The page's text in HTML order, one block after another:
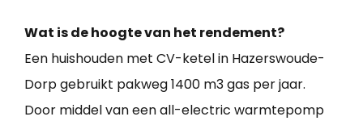
Wat is de hoogte van het rendement?
Een huishouden met CV-ketel in Hazerswoude-
Dorp gebruikt pakweg 1400 m3 gas per jaar.
Door middel van een all-electric warmtepomp